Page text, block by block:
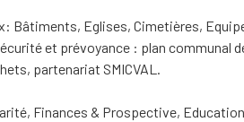
Bâtiments, Eglises, Cimetières,
et prévoyance : plan
partenariat SMICVAL.
Finances & Prospective,